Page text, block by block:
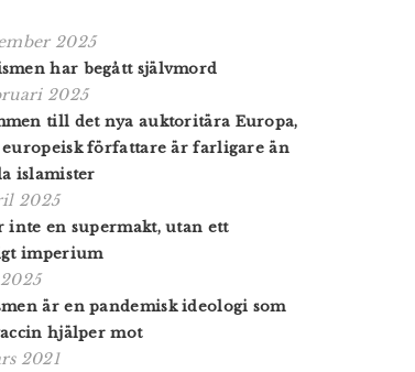
2025
har begått självmord
2025
till det nya auktoritära Europa,
författare är farligare än
islamister
2025
inte en supermakt, utan ett
imperium
är en pandemisk ideologi som
hjälper mot
2021